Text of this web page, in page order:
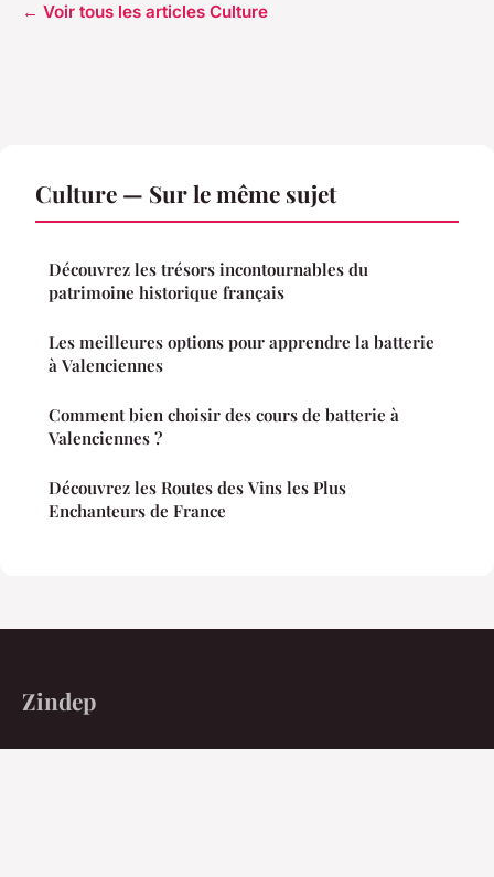
← Voir tous les articles Culture
Culture — Sur le même sujet
Découvrez les trésors incontournables du
patrimoine historique français
Les meilleures options pour apprendre la batterie
à Valenciennes
Comment bien choisir des cours de batterie à
Valenciennes ?
Découvrez les Routes des Vins les Plus
Enchanteurs de France
Zindep